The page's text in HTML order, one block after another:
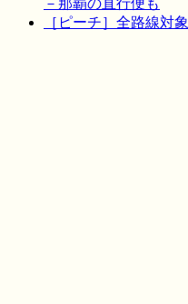
－那覇の直行便も
［ピーチ］全路線対